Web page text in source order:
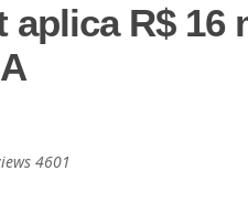
aplica R$ 16
4601